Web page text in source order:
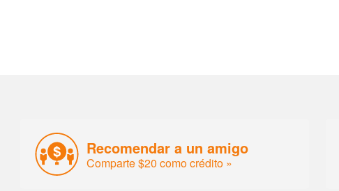
Recomendar a un amigo
Comparte $20 como crédito »